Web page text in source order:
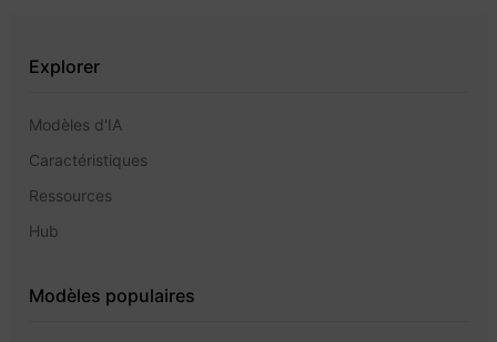
Explorer
Modèles d'IA
Caractéristiques
Ressources
Hub
Modèles populaires